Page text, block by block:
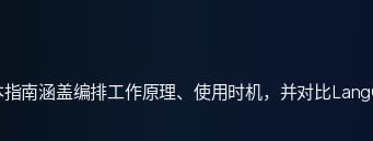
南涵盖编排工作原理、使用时机，并对比